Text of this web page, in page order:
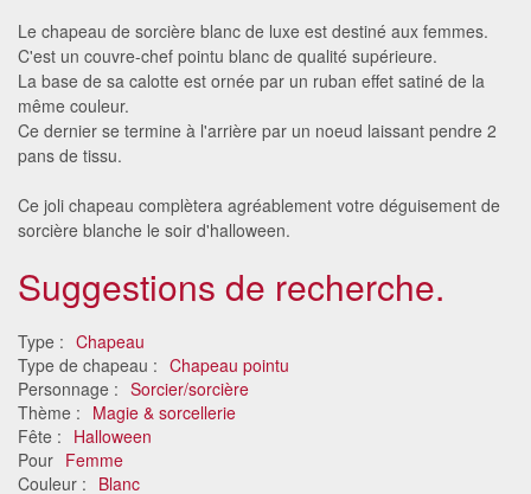
Le chapeau de sorcière blanc de luxe est destiné aux femmes.
C'est un couvre-chef pointu blanc de qualité supérieure.
La base de sa calotte est ornée par un ruban effet satiné de la
même couleur.
Ce dernier se termine à l'arrière par un noeud laissant pendre 2
pans de tissu.
Ce joli chapeau complètera agréablement votre déguisement de
sorcière blanche le soir d'halloween.
Suggestions de recherche.
Type : Chapeau
Type de chapeau : Chapeau pointu
Personnage : Sorcier/sorcière
Thème : Magie & sorcellerie
Fête : Halloween
Pour Femme
Couleur : Blanc